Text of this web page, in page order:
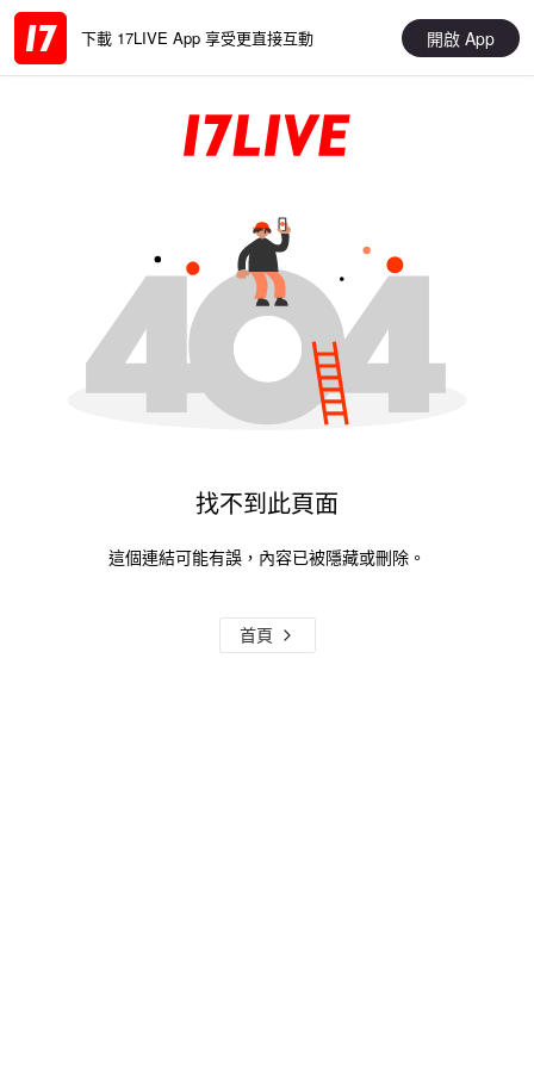
下載 17LIVE App 享受更直接互動 開啟 App
找不到此頁面
這個連結可能有誤，內容已被隱藏或刪除。
首頁